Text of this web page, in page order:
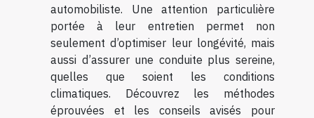
automobiliste. Une attention particulière
portée à leur entretien permet non
seulement d’optimiser leur longévité, mais
aussi d’assurer une conduite plus sereine,
quelles que soient les conditions
climatiques. Découvrez les méthodes
éprouvées et les conseils avisés pour